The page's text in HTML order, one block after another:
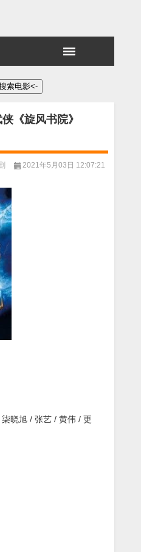
《旋风书院》
2021年5月03日 12:07:21
晓旭 / 张艺 / 黄伟 / 更